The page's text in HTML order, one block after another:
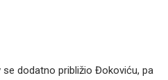
dodatno približio Đokoviću, pa